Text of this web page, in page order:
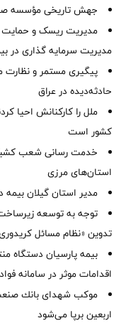
جهش تاریخی مؤسسه
مدیریت ریسک و حمایت
مدیریت سرمایه گذاری در
پیگیری مستمر و نظارت
حادثه‌دیده در عراق
ملل را کارکنانش احیا
کشور است
خدمت رسانی شعب کشیک
استان‌‌های مرزی
‌مدیر استان گیلان
توجه به توسعه
تدوین «نظام مسائل
بیمه پارسیان دستگاه
اقدامات موثر در سامانه
موكب شهدای بانك
اربعین برپا می‌شود